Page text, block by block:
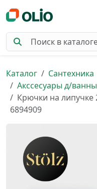
Каталог
Сантехника
Акссесуары д/
Крючки на липучке
6894909